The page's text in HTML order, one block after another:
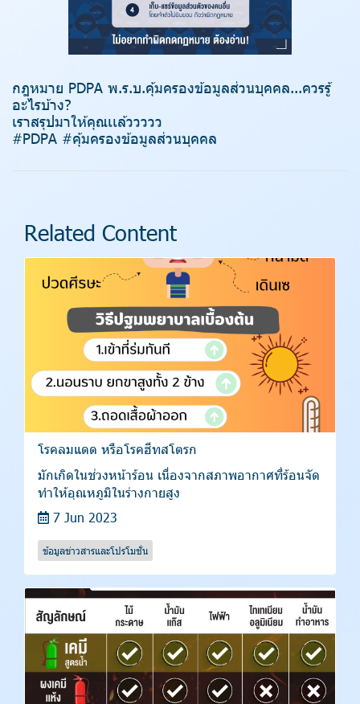
กฎหมาย PDPA พ.ร.บ.คุ้มครองข้อมูลส่วนบุคคล...ควรรู้
อะไรบ้าง?
เราสรุปมาให้คุณเเล้ววววว
#PDPA #คุ้มครองข้อมูลส่วนบุคคล
Related Content
โรคลมแดด หรือโรคฮีทสโตรก
มักเกิดในช่วงหน้าร้อน เนื่องจากสภาพอากาศที่ร้อนจัด
ทำให้อุณหภูมิในร่างกายสูง
7 Jun 2023
ข้อมูลข่าวสารและโปรโมชั่น